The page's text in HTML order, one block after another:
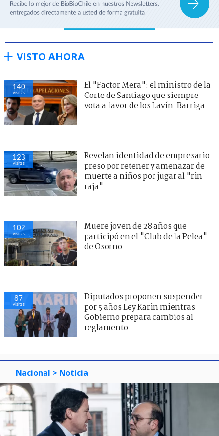
VISTO AHORA
140
visitas
El "Factor Mera": el ministro de la
Corte de Santiago que siempre
vota a favor de los Lavín-Barriga
123
visitas
Revelan identidad de empresario
preso por retener y amenazar de
muerte a niños por jugar al "rin
raja"
102
visitas
Muere joven de 28 años que
participó en el "Club de la Pelea"
de Osorno
87
visitas
Diputados proponen suspender
por 5 años Ley Karin mientras
Gobierno prepara cambios al
reglamento
Nacional > Noticia